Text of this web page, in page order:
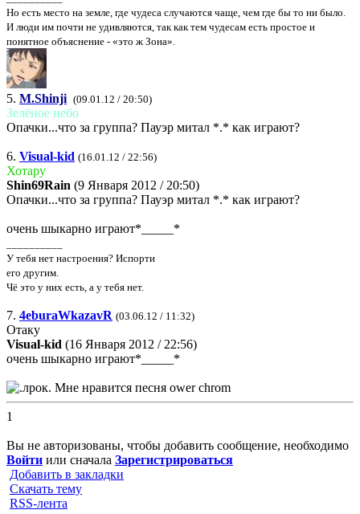
Но есть место на земле, где чудеса случаются чаще, чем где бы то ни было.
И люди им почти не удивляются, так как тем чудесам есть простое и
понятное объяснение - «это ж Зона».
5. M.Shinji (09.01.12 / 20:50)
Зелёное небо
Опачки...что за группа? Пауэр митал *.* как играют?
6. Visual-kid (16.01.12 / 22:56)
Хотару
Shin69Rain (9 Января 2012 / 20:50)
Опачки...что за группа? Пауэр митал *.* как играют?
очень шыкарно играют*_____*
У тебя нет настроения? Испорти
его другим.
Чё это у них есть, а у тебя нет.
7. 4eburaWkazavR (03.06.12 / 11:32)
Отаку
Visual-kid (16 Января 2012 / 22:56)
очень шыкарно играют*_____*
Мне нравится песня ower chrom
1
Вы не авторизованы, чтобы добавить сообщение, необходимо
Войти или сначала Зарегистрироваться
Добавить в закладки
Скачать тему
RSS-лента